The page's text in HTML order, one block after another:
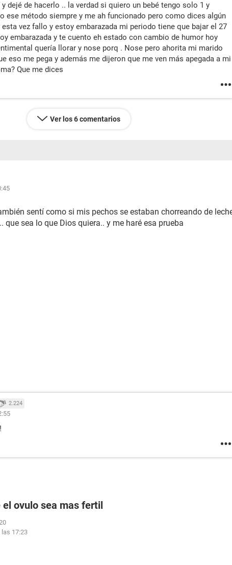
dejé de hacerlo .. la verdad si quiero un bebé tengo solo 1 y
ese método siempre y me ah funcionado pero como dices algún
vez fallo y estoy embarazada mi periodo tiene que bajar el 27
embarazada y te cuento eh estado con cambio de humor hoy
quería llorar y nose porq . Nose pero ahorita mi marido
eso me pega y además me dijeron que me ven más apegada a mi
Que me dices
Ver los 6 comentarios
sentí como si mis pechos se estaban chorreando de
que sea lo que Dios quiera.. y me haré esa prueba
2.224
ovulo sea mas fertil
17:23